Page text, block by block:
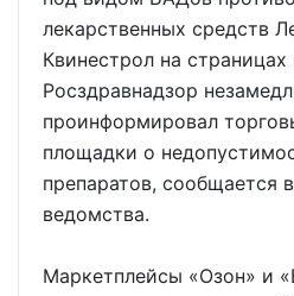
лекарственных средств
Квинестрол на
Росздравнадзор
проинформировал
площадки о
препаратов, сообщается
ведомства.
Маркетплейсы «Озон» и